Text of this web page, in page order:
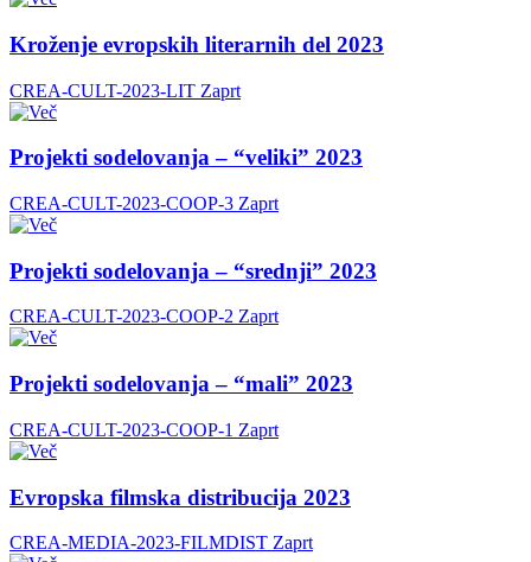
Kroženje evropskih literarnih del 2023
CREA-CULT-2023-LIT Zaprt
Projekti sodelovanja – “veliki” 2023
CREA-CULT-2023-COOP-3 Zaprt
Projekti sodelovanja – “srednji” 2023
CREA-CULT-2023-COOP-2 Zaprt
Projekti sodelovanja – “mali” 2023
CREA-CULT-2023-COOP-1 Zaprt
Evropska filmska distribucija 2023
CREA-MEDIA-2023-FILMDIST Zaprt